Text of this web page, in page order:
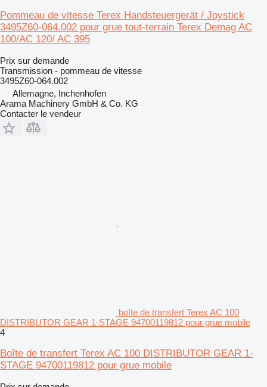
Pommeau de vitesse Terex Handsteuergerät / Joystick
3495Z60-064.002 pour grue tout-terrain Terex Demag AC
100/AC 120/ AC 395
Prix sur demande
Transmission - pommeau de vitesse
3495Z60-064.002
Allemagne, Inchenhofen
Arama Machinery GmbH & Co. KG
Contacter le vendeur
boîte de transfert Terex AC 100
DISTRIBUTOR GEAR 1-STAGE 94700119812 pour grue mobile
4
Boîte de transfert Terex AC 100 DISTRIBUTOR GEAR 1-
STAGE 94700119812 pour grue mobile